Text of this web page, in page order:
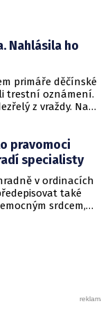
Nahlásila ho
primáře děčínské
trestní oznámení.
z vraždy. Na
pravomoci
specialisty
v ordinacích
také
srdcem,